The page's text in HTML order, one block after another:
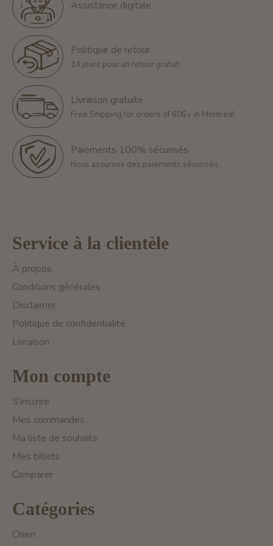
Assistance digitale
Politique de retour
14 jours pour un retour gratuit
Livraison gratuite
Free Shipping for orders of 60$+ in Montreal
Paiements 100% sécurisés
Nous assurons des paiements sécurisés
Service à la clientèle
À propos
Conditions générales
Disclaimer
Politique de confidentialité
Livraison
Mon compte
S'inscrire
Mes commandes
Ma liste de souhaits
Mes billets
Comparer
Catégories
Chien